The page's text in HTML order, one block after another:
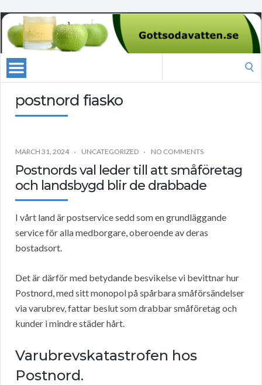
postnord fiasko
MARCH 31, 2024 UNCATEGORIZED NO COMMENTS
Postnords val leder till att småföretag
och landsbygd blir de drabbade
I vårt land är postservice sedd som en grundläggande
service för alla medborgare, oberoende av deras
bostadsort.
Det är därför med betydande besvikelse vi bevittnar hur
Postnord, med sitt monopol på spårbara småförsändelser
via varubrev, fattar beslut som drabbar småföretag och
kunder i mindre städer hårt.
Varubrevskatastrofen hos
Postnord.